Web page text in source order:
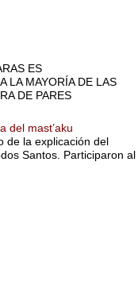
ES
LA MAYORÍA DE LAS
DE PARES
del mast’aku
de la explicación del
Santos. Participaron al